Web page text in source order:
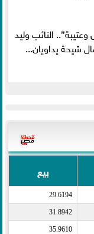
النائب وليد
شيحة يداويان...
بيع
29.6194
31.8942
35.9610